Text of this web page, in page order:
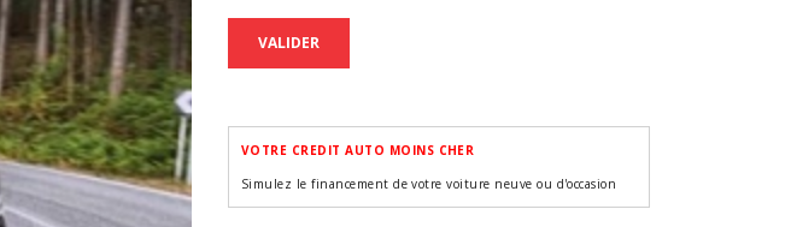
VALIDER
VOTRE CREDIT AUTO MOINS CHER
Simulez le financement de votre voiture neuve ou d'occasion